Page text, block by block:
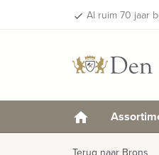
done Al ruim 70 jaar
Terug naar Brons